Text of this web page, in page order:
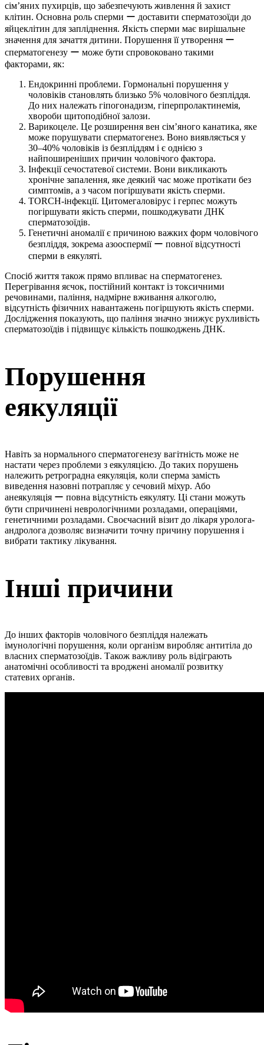
сім’яних пухирців, що забезпечують живлення й захист
клітин. Основна роль сперми ー доставити сперматозоїди до
яйцеклітин для запліднення. Якість сперми має вирішальне
значення для зачаття дитини. Порушення її утворення ー
сперматогенезу ー може бути спровоковано такими
факторами, як:
Ендокринні проблеми. Гормональні порушення у
чоловіків становлять близько 5% чоловічого безпліддя.
До них належать гіпогонадизм, гіперпролактинемія,
хвороби щитоподібної залози.
Варикоцеле. Це розширення вен сім’яного канатика, яке
може порушувати сперматогенез. Воно виявляється у
30–40% чоловіків із безпліддям і є однією з
найпоширеніших причин чоловічого фактора.
Інфекції сечостатевої системи. Вони викликають
хронічне запалення, яке деякий час може протікати без
симптомів, а з часом погіршувати якість сперми.
TORCH-інфекції. Цитомегаловірус і герпес можуть
погіршувати якість сперми, пошкоджувати ДНК
сперматозоїдів.
Генетичні аномалії є причиною важких форм чоловічого
безпліддя, зокрема азооспермії ー повної відсутності
сперми в еякуляті.
Спосіб життя також прямо впливає на сперматогенез.
Перегрівання яєчок, постійний контакт із токсичними
речовинами, паління, надмірне вживання алкоголю,
відсутність фізичних навантажень погіршують якість сперми.
Дослідження показують, що паління значно знижує рухливість
сперматозоїдів і підвищує кількість пошкоджень ДНК.
Порушення
еякуляції
Навіть за нормального сперматогенезу вагітність може не
настати через проблеми з еякуляцією. До таких порушень
належить ретроградна еякуляція, коли сперма замість
виведення назовні потрапляє у сечовий міхур. Або
анеякуляція ー повна відсутність еякуляту. Ці стани можуть
бути спричинені неврологічними розладами, операціями,
генетичними розладами. Своєчасний візит до лікаря уролога-
андролога дозволяє визначити точну причину порушення і
вибрати тактику лікування.
Інші причини
До інших факторів чоловічого безпліддя належать
імунологічні порушення, коли організм виробляє антитіла до
власних сперматозоїдів. Також важливу роль відіграють
анатомічні особливості та вроджені аномалії розвитку
статевих органів.